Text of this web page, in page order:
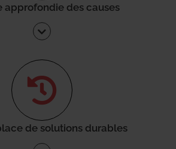
approfondie des causes
de solutions durables